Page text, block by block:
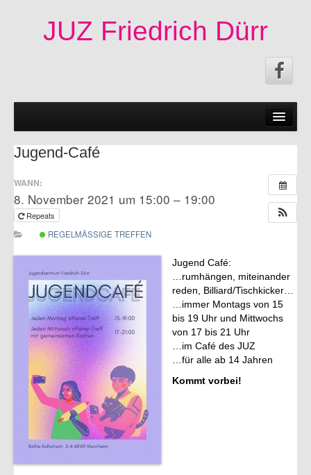
JUZ Friedrich Dürr
50 Jahre JUZ!
Fachschaften|Mitmachen
Veröffentlichungen
Infos
Impressum|Kontakt|Datenschutzerklärung
Förderverein
Deutsch
English
Italiano
Jugend-Café
WANN:
8. November 2021 um 15:00 – 19:00
Repeats
REGELMÄSSIGE TREFFEN
Jugend Café:
…rumhängen, miteinander
reden, Billiard/Tischkicker…
…immer Montags von 15
bis 19 Uhr und Mittwochs
von 17 bis 21 Uhr
…im Café des JUZ
…für alle ab 14 Jahren
Kommt vorbei!